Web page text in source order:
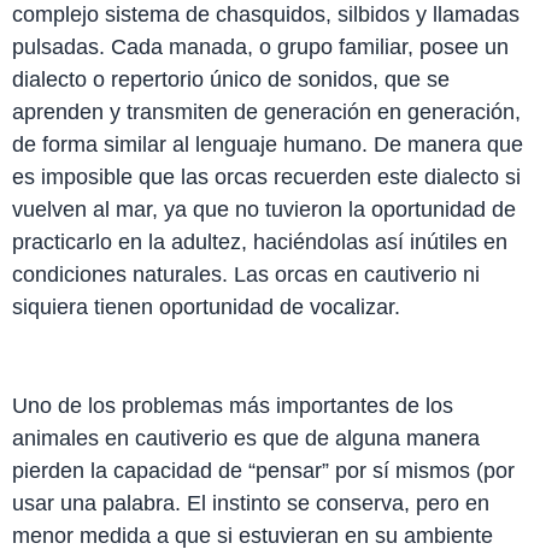
complejo sistema de chasquidos, silbidos y llamadas
pulsadas. Cada manada, o grupo familiar, posee un
dialecto o repertorio único de sonidos, que se
aprenden y transmiten de generación en generación,
de forma similar al lenguaje humano. De manera que
es imposible que las orcas recuerden este dialecto si
vuelven al mar, ya que no tuvieron la oportunidad de
practicarlo en la adultez, haciéndolas así inútiles en
condiciones naturales. Las orcas en cautiverio ni
siquiera tienen oportunidad de vocalizar.
Uno de los problemas más importantes de los
animales en cautiverio es que de alguna manera
pierden la capacidad de “pensar” por sí mismos (por
usar una palabra. El instinto se conserva, pero en
menor medida a que si estuvieran en su ambiente